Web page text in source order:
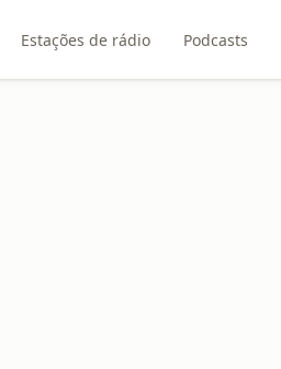
Estações de rádio Podcasts